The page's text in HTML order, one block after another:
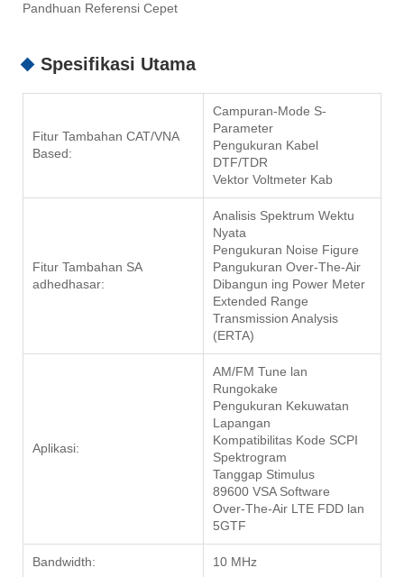
Pandhuan Referensi Cepet
Spesifikasi Utama
Fitur Tambahan CAT/VNA
Based:
Campuran-Mode S-
Parameter
Pengukuran Kabel
DTF/TDR
Vektor Voltmeter Kab
Fitur Tambahan SA
adhedhasar:
Analisis Spektrum Wektu
Nyata
Pengukuran Noise Figure
Pangukuran Over-The-Air
Dibangun ing Power Meter
Extended Range
Transmission Analysis
(ERTA)
Aplikasi:
AM/FM Tune lan
Rungokake
Pengukuran Kekuwatan
Lapangan
Kompatibilitas Kode SCPI
Spektrogram
Tanggap Stimulus
89600 VSA Software
Over-The-Air LTE FDD lan
5GTF
Bandwidth: 10 MHz